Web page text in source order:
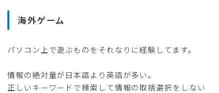
海外ゲーム
パソコン上で遊ぶものをそれなりに経験してます。
情報の絶対量が日本語より英語が多い。
正しいキーワードで検索して情報の取捨選択をしない